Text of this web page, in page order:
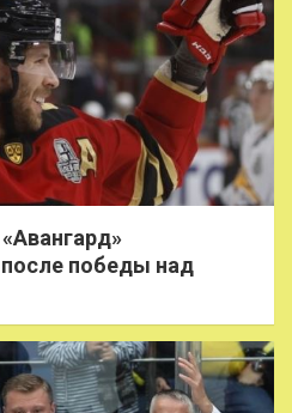
победы над